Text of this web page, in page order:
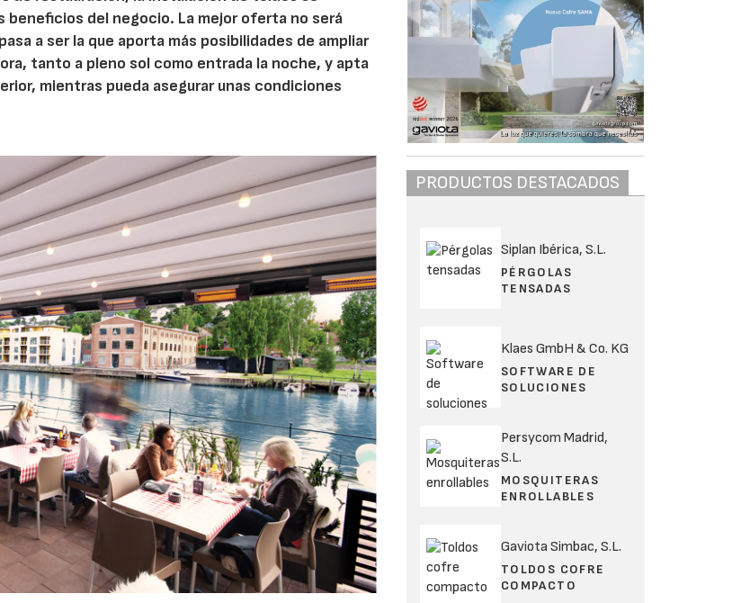
del negocio. La mejor oferta no será
a ser la que aporta más posibilidades de ampliar
tanto a pleno sol como entrada la noche, y apta
mientras pueda asegurar unas condiciones
PRODUCTOS DESTACADOS
Siplan Ibérica, S.L.
PÉRGOLAS
TENSADAS
Klaes GmbH & Co. KG
SOFTWARE DE
SOLUCIONES
Persycom Madrid,
S.L.
MOSQUITERAS
ENROLLABLES
Gaviota Simbac, S.L.
TOLDOS COFRE
COMPACTO